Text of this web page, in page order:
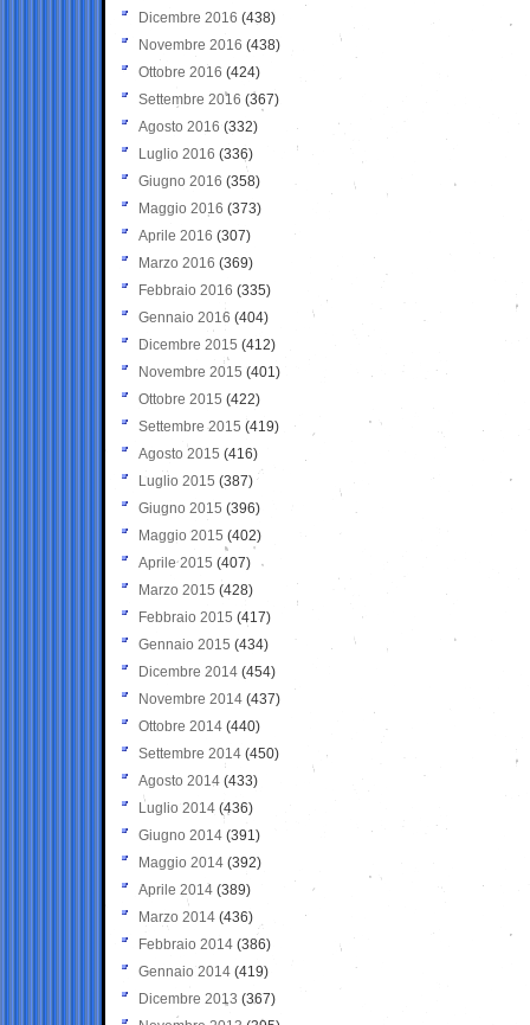
Dicembre 2016 (438)
Novembre 2016 (438)
Ottobre 2016 (424)
Settembre 2016 (367)
Agosto 2016 (332)
Luglio 2016 (336)
Giugno 2016 (358)
Maggio 2016 (373)
Aprile 2016 (307)
Marzo 2016 (369)
Febbraio 2016 (335)
Gennaio 2016 (404)
Dicembre 2015 (412)
Novembre 2015 (401)
Ottobre 2015 (422)
Settembre 2015 (419)
Agosto 2015 (416)
Luglio 2015 (387)
Giugno 2015 (396)
Maggio 2015 (402)
Aprile 2015 (407)
Marzo 2015 (428)
Febbraio 2015 (417)
Gennaio 2015 (434)
Dicembre 2014 (454)
Novembre 2014 (437)
Ottobre 2014 (440)
Settembre 2014 (450)
Agosto 2014 (433)
Luglio 2014 (436)
Giugno 2014 (391)
Maggio 2014 (392)
Aprile 2014 (389)
Marzo 2014 (436)
Febbraio 2014 (386)
Gennaio 2014 (419)
Dicembre 2013 (367)